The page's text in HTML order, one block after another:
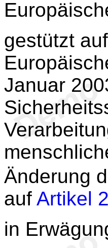
gestützt
Januar
Änderung
auf Artikel
in